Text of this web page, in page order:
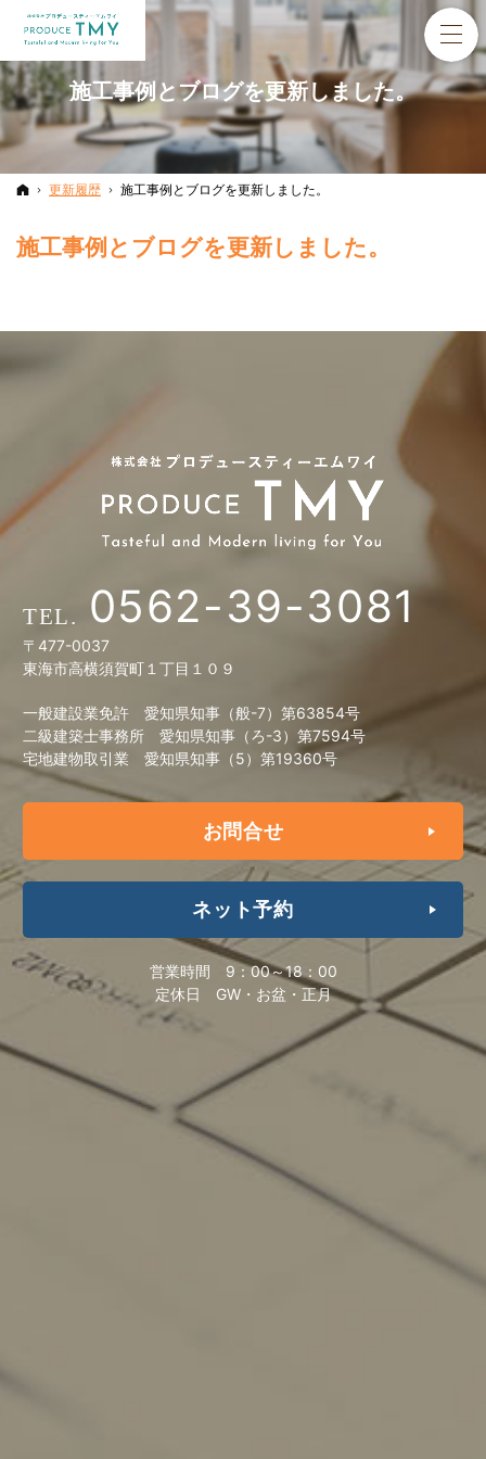
施工事例とブログを更新しました。
ホーム
更新履歴 施工事例とブログを更新しました。
施工事例とブログを更新しました。
0562-39-3081
〒477-0037
東海市高横須賀町１丁目１０９
一般建設業免許 愛知県知事（般-7）第63854号
二級建築士事務所 愛知県知事（ろ-3）第7594号
宅地建物取引業 愛知県知事（5）第19360号
お問合せ
ネット予約
営業時間 9：00～18：00
定休日 GW・お盆・正月